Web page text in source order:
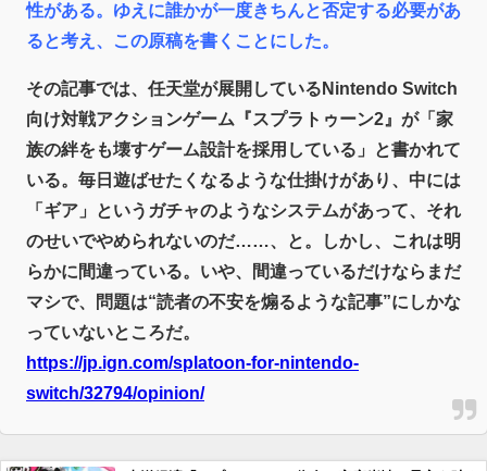
【競馬】G1・2勝 アスコリピチェーノが引退 繁殖入りへ
Powered by livedoor 相互RSS
性がある。ゆえに誰かが一度きちんと否定する必要があ
ると考え、この原稿を書くことにした。
その記事では、任天堂が展開しているNintendo Switch
向け対戦アクションゲーム『スプラトゥーン2』が「家
族の絆をも壊すゲーム設計を採用している」と書かれて
いる。毎日遊ばせたくなるような仕掛けがあり、中には
「ギア」というガチャのようなシステムがあって、それ
のせいでやめられないのだ……、と。しかし、これは明
らかに間違っている。いや、間違っているだけならまだ
マシで、問題は“読者の不安を煽るような記事”にしかな
っていないところだ。
https://jp.ign.com/splatoon-for-nintendo-
switch/32794/opinion/